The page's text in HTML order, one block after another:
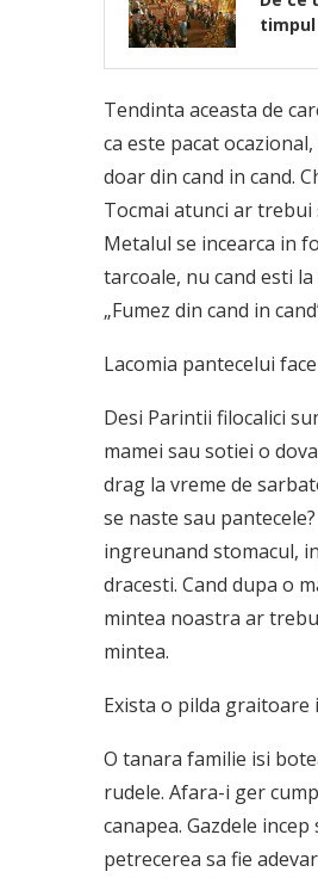
Tendinta aceasta de
ca este pacat
doar din cand in cand.
Tocmai atunci ar
Metalul se incearca in
tarcoale, nu cand esti
„Fumez din cand in
Lacomia pantecelui
Desi Parintii filocalici
mamei sau sotiei o
drag la vreme de
se naste sau
ingreunand stomacul,
dracesti. Cand dupa o
mintea noastra ar
mintea.
Exista o pilda graitoare
O tanara familie isi
rudele. Afara-i ger
canapea. Gazdele
petrecerea sa fie